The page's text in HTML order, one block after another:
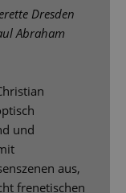
Dresden
Abraham
und
aus,
frenetischen